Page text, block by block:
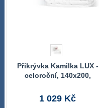
Přikrývka Kamilka LUX -
celoroční, 140x200,
1 029 Kč